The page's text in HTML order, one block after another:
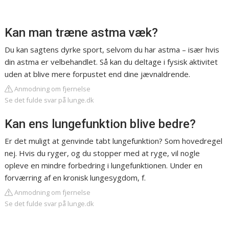
Kan man træne astma væk?
Du kan sagtens dyrke sport, selvom du har astma – især hvis
din astma er velbehandlet. Så kan du deltage i fysisk aktivitet
uden at blive mere forpustet end dine jævnaldrende.
Anmodning om fjernelse
Se det fulde svar på lunge.dk
Kan ens lungefunktion blive bedre?
Er det muligt at genvinde tabt lungefunktion? Som hovedregel
nej. Hvis du ryger, og du stopper med at ryge, vil nogle
opleve en mindre forbedring i lungefunktionen. Under en
forværring af en kronisk lungesygdom, f.
Anmodning om fjernelse
Se det fulde svar på lunge.dk